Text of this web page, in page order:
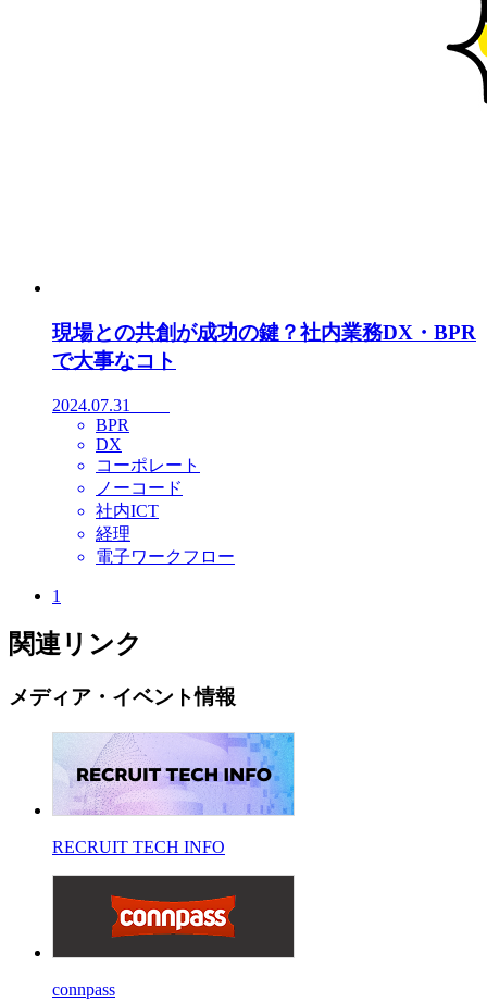
現場との共創が成功の鍵？社内業務DX・BPR
で大事なコト
2024.07.31
BPR
DX
コーポレート
ノーコード
社内ICT
経理
電子ワークフロー
1
関連リンク
メディア・イベント情報
RECRUIT TECH INFO
connpass